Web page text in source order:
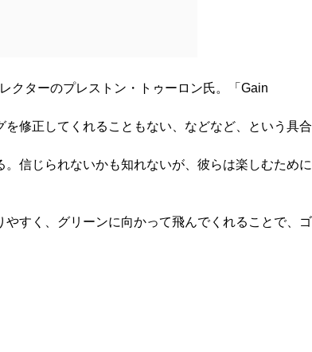
クターのプレストン・トゥーロン氏。「Gain
修正してくれることもない、などなど、という具合
信じられないかも知れないが、彼らは楽しむために
すく、グリーンに向かって飛んでくれることで、ゴ